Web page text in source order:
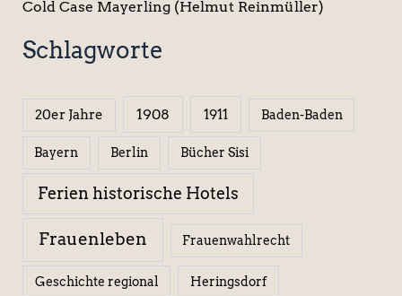
Cold Case Mayerling (Helmut Reinmüller)
Schlagworte
20er Jahre 1908 1911 Baden-Baden
Bayern Berlin Bücher Sisi
Ferien historische Hotels
Frauenleben Frauenwahlrecht
Geschichte regional Heringsdorf